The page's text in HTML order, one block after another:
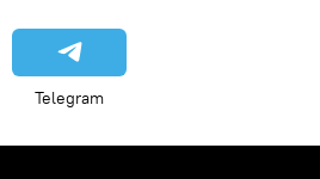
Telegram